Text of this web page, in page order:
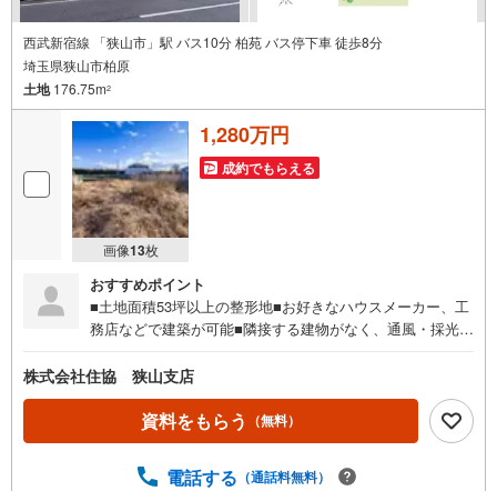
受
け
取
る
・
を
存
す
西武新宿線 「狭山市」駅 バス10分 柏苑 バス停下車 徒歩8分
埼玉県狭山市柏原
土地176.75m2
画像13枚
1,280万円
成約でもらえる
おすすめポイント
■土地面積53坪以上の整形地■お好きなハウスメーカー、工
務店などで建築が可能■隣接する建物がなく、通風・採光と
※都市計画法第34条11号に該当
株式会社住協 狭山支店
資料をもらう （無料）
電話する （通話料無料）